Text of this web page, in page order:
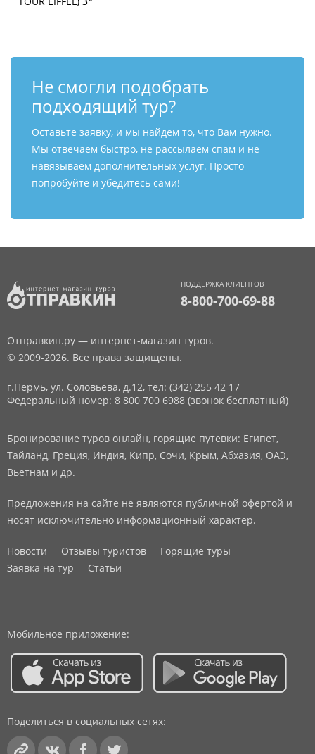
Не смогли подобрать
подходящий тур?
Оставьте заявку, и мы найдем то, что Вам нужно.
Мы отвечаем быстро, не рассылаем спам и не
навязываем дополнительных услуг. Просто
попробуйте и убедитесь сами!
ПОДДЕРЖКА КЛИЕНТОВ
8-800-700-69-88
Отправкин.ру — интернет-магазин туров.
© 2009-2026. Все права защищены.
г.Пермь, ул. Соловьева, д.12, тел: (342) 255 42 17
Федеральный номер: 8 800 700 6988 (звонок бесплатный)
Бронирование туров онлайн, горящие путевки: Египет,
Тайланд, Греция, Индия, Кипр, Сочи, Крым, Абхазия, ОАЭ,
Вьетнам и др.
Предложения на сайте не являются публичной офертой и
носят исключительно информационный характер.
Новости Отзывы туристов
Горящие туры
Заявка на тур
Статьи
Мобильное приложение:
Поделиться в социальных сетях: